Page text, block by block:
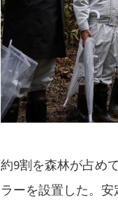
約9割を森林が占め
ラーを設置した。